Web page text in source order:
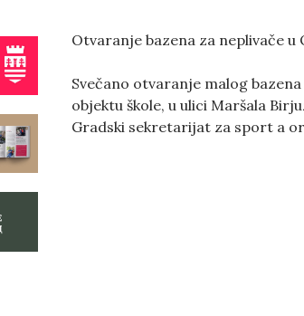
Otvaranje bazena za neplivače u
Svečano otvaranje malog
objektu škole, u ulici Maršala
Gradski sekretarijat za sport a